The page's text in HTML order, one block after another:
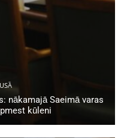
nākamajā Saeimā varas
kūleni